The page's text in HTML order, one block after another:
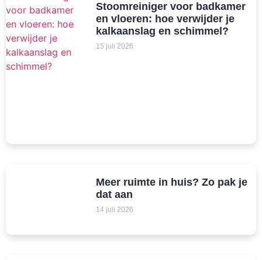
Stoomreiniger voor badkamer
en vloeren: hoe verwijder je
kalkaanslag en schimmel?
15 juli 2026
Meer ruimte in huis? Zo pak je
dat aan
14 juli 2026